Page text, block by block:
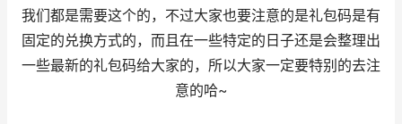
我们都是需要这个的，不过大家也要注意的是礼包码是有
固定的兑换方式的，而且在一些特定的日子还是会整理出
一些最新的礼包码给大家的，所以大家一定要特别的去注
意的哈~